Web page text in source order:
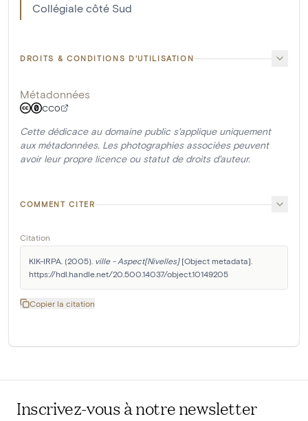
Collégiale côté Sud
DROITS & CONDITIONS D'UTILISATION
Métadonnées
CC0
Cette dédicace au domaine public s'applique uniquement
aux métadonnées. Les photographies associées peuvent
avoir leur propre licence ou statut de droits d'auteur.
COMMENT CITER
Citation
KIK-IRPA. (2005). ville - Aspect[Nivelles] [Object metadata].
https://hdl.handle.net/20.500.14037/object.10149205
Copier la citation
Inscrivez-vous à notre newsletter